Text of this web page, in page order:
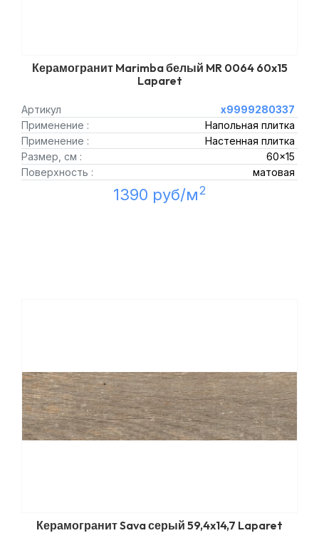
Керамогранит Marimba белый MR 0064 60x15
Laparet
Артикул
х9999280337
Применение :
Напольная плитка
Применение :
Настенная плитка
Размер, см :
60x15
Поверхность :
матовая
1390 руб/м2
Керамогранит Sava серый 59,4x14,7 Laparet